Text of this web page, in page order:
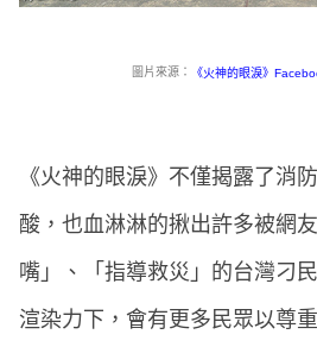
圖片來源： 《火神的眼淚》
《火神的眼淚》不僅揭露了消
酸，也血淋淋的揪出許多被網
嘴」、「指導救災」的台灣刁
渲染力下，會有更多民眾以尊